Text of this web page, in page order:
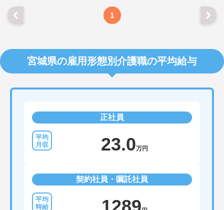
1
宮城県の雇用形態別介護職の平均給与
正社員
23.0万円
契約社員・嘱託社員